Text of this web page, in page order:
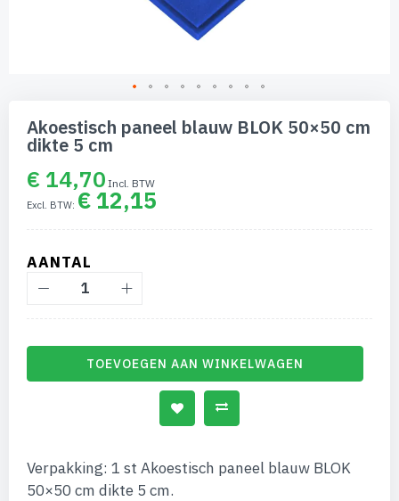
naar
begin
afbeeldingen-
gallerij
Akoestisch paneel blauw BLOK 50×50 cm
dikte 5 cm
€ 14,70
€ 12,15
AANTAL
TOEVOEGEN AAN WINKELWAGEN
Verpakking: 1 st Akoestisch paneel blauw BLOK
50×50 cm dikte 5 cm.